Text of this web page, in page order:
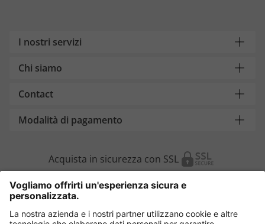
I nostri servizi
Chi siamo
Contact
Modalità di pagamento
Acquista in sicurezza con SSL
Cambia Paese